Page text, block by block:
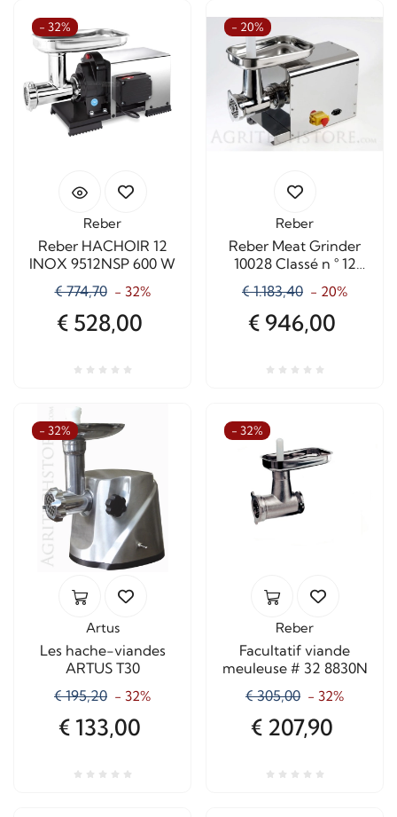
- 32%
Reber
Reber HACHOIR 12
INOX 9512NSP 600 W
€ 774,70 - 32%
€ 528,00
- 20%
Reber
Reber Meat Grinder
10028 Classé n ° 12
INOX 1200 W
Professional
€ 1.183,40 - 20%
€ 946,00
- 32%
Artus
Les hache-viandes
ARTUS T30
€ 195,20 - 32%
€ 133,00
- 32%
Reber
Facultatif viande
meuleuse # 32 8830N
€ 305,00 - 32%
€ 207,90